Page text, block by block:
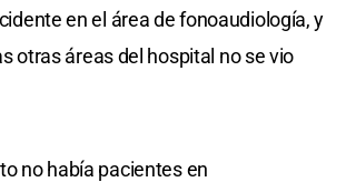
en el área de fonoaudiología, y
otras áreas del hospital no se vio
no había pacientes en